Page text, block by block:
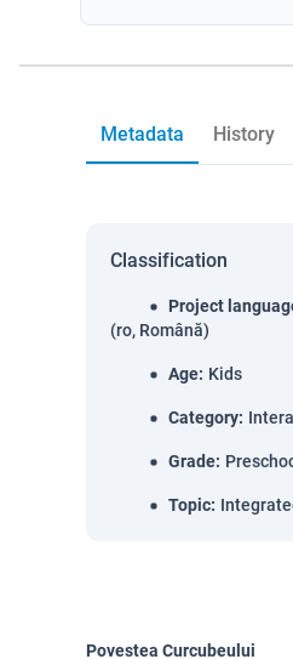
Metadata History
Classification
Project
(ro, Română)
Age: Kids
Category:
Grade:
Topic:
Povestea Curcubeului